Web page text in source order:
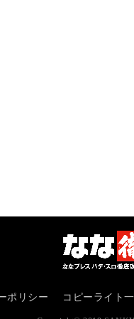
ポリシー コピーライト